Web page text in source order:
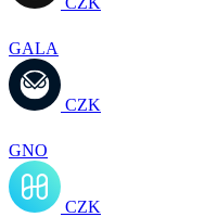
GALA
CZK
GNO
CZK